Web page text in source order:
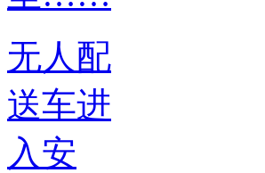
无人配
送车进
入安